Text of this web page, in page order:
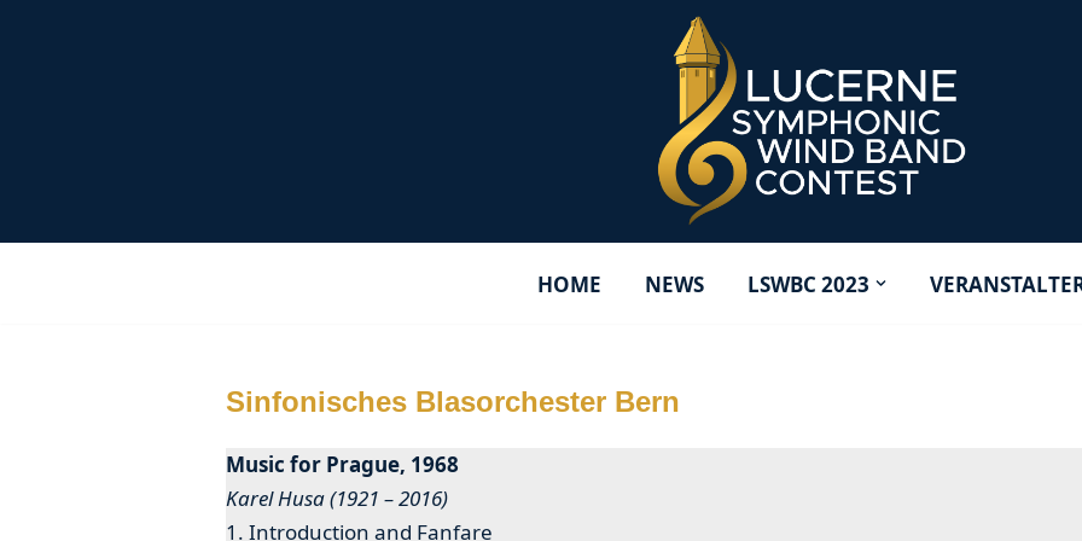
HOME NEWS LSWBC 2023
Sinfonisches Blasorchester Bern
Music for Prague, 1968
Karel Husa (1921 – 2016)
1. Introduction and Fanfare